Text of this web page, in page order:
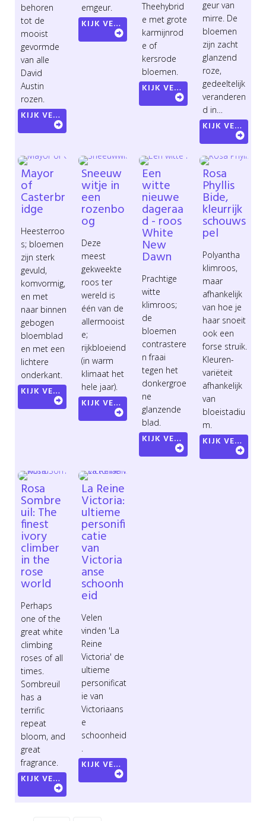
behoren
tot de
mooist
gevormde
van alle
David
Austin
rozen.
KIJK VERDER
emgeur.
KIJK VERDER
Theehybrid
e met grote
karmijnrod
e of
kersrode
bloemen.
KIJK VERDER
geur van
mirre. De
bloemen
zijn zacht
glanzend
roze,
gedeeltelijk
veranderen
d in…
KIJK VERDER
Mayor
of
Casterbr
idge
Heesterroo
s; bloemen
zijn sterk
gevuld,
komvormig,
en met
naar binnen
gebogen
bloemblad
en met een
lichtere
onderkant.
KIJK VERDER
Sneeuw
witje in
een
rozenbo
og
Deze
meest
gekweekte
roos ter
wereld is
één van de
allermooist
e;
rijkbloeiend
(in warm
klimaat het
hele jaar).
KIJK VERDER
Een
witte
nieuwe
dageraa
d - roos
White
New
Dawn
Prachtige
witte
klimroos;
de
bloemen
contrastere
n fraai
tegen het
donkergroe
ne
glanzende
blad.
KIJK VERDER
Rosa
Phyllis
Bide,
kleurrijk
schouws
pel
Polyantha
klimroos,
maar
afhankelijk
van hoe je
haar snoeit
ook een
forse struik.
Kleuren-
variëteit
afhankelijk
van
bloeistadiu
m.
KIJK VERDER
Rosa
Sombre
uil: The
finest
ivory
climber
in the
rose
world
Perhaps
one of the
great white
climbing
roses of all
times.
Sombreuil
has a
terrific
repeat
bloom, and
great
fragrance.
KIJK VERDER
La Reine
Victoria:
ultieme
personifi
catie
van
Victoria
anse
schoonh
eid
Velen
vinden 'La
Reine
Victoria' de
ultieme
personificat
ie van
Victoriaans
e
schoonheid
.
KIJK VERDER